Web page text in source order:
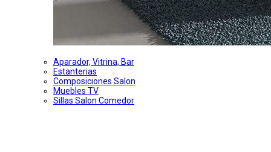
Aparador, Vitrina, Bar
Estanterias
Composiciones Salon
Muebles TV
Sillas Salon Comedor